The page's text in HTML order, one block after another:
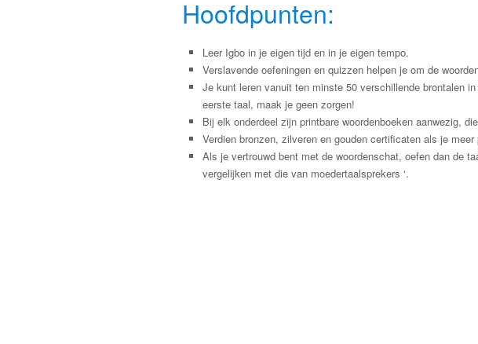
Hoofdpunten:
Leer Igbo in je eigen tijd en in je eigen tempo.
Verslavende oefeningen en quizzen helpen je om de
Je kunt leren vanuit ten minste 50 verschillende brontalen
eerste taal, maak je geen zorgen!
Bij elk onderdeel zijn printbare woordenboeken aanwezig,
Verdien bronzen, zilveren en gouden certificaten als je meer
Als je vertrouwd bent met de woordenschat, oefen dan de
vergelijken met die van moedertaalsprekers ‘.